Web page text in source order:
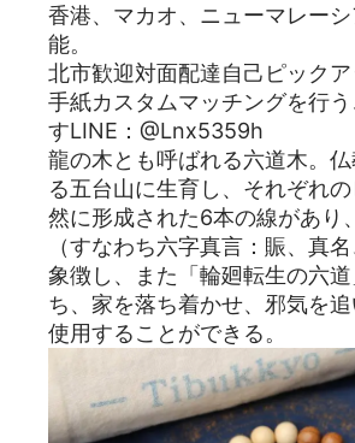
香港、マカオ、ニューマレー
能。
北市歓迎対面配達自己ピック
手紙カスタムマッチングを行
すLINE：@Lnx5359h
龍の木とも呼ばれる六道木。
る五台山に生育し、それぞれ
然に形成された6本の線があり
（すなわち六字真言：賑、真
象徴し、また「輪廻転生の六
ち、家を落ち着かせ、邪気を
使用することができる。